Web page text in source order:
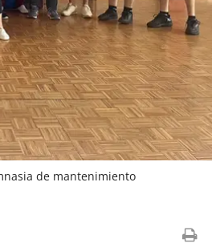
de mantenimiento